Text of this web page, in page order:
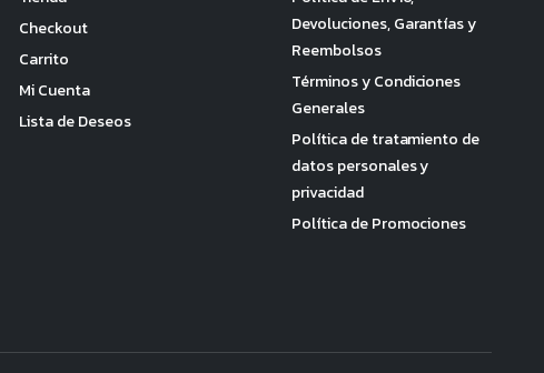
Checkout
Carrito
Mi Cuenta
Lista de Deseos
Devoluciones, Garantías y
Reembolsos
Términos y Condiciones
Generales
Política de tratamiento de
datos personales y
privacidad
Política de Promociones